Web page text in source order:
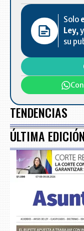
Solo
Ley,
su
TENDENCIAS
ÚLTIMA